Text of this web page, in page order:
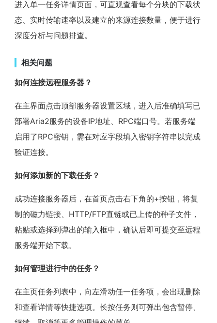
进入单一任务详情页面，可直观查看每个分块的下载状
态、实时传输速率以及建立的来源连接数量，便于进行
深度分析与问题排查。
相关问题
如何连接远程服务器？
在主界面点击顶部服务器设置区域，进入后准确填写已
部署Aria2服务的设备IP地址、RPC端口号。若服务端
启用了RPC密钥，需在对应字段填入密钥字符串以完成
验证连接。
如何添加新的下载任务？
成功连接服务器后，在首页点击右下角的+按钮，将复
制的磁力链接、HTTP/FTP直链或已上传的种子文件，
粘贴或选择到弹出的输入框中，确认后即可提交至远程
服务端开始下载。
如何管理进行中的任务？
在主页任务列表中，向左滑动任一任务项，会出现删除
和查看详情等快捷选项。长按任务则可弹出包含暂停、